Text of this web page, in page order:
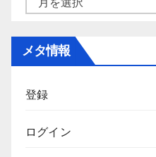
メタ情報
登録
ログイン